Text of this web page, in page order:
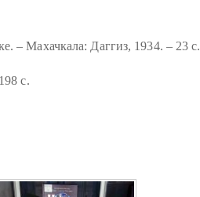
– Махачкала: Даггиз, 1934. – 23 с.
с.